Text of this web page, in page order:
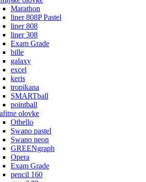
Marathon
liner 808P Pastel
liner 808
liner 308
Exam Grade
bille
galaxy
excel
keris
tropikana
SMARTball
pointball
olovke
Othello
Swano pastel
Swano neon
GREENgraph
Opera
Exam Grade
pencil 160